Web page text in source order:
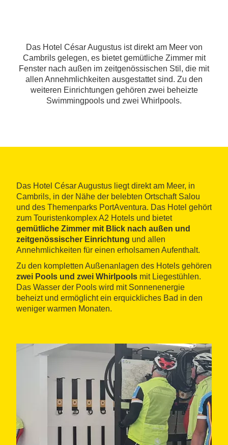
Das Hotel César Augustus ist direkt am Meer von
Cambrils gelegen, es bietet gemütliche Zimmer mit
Fenster nach außen im zeitgenössischen Stil, die mit
allen Annehmlichkeiten ausgestattet sind. Zu den
weiteren Einrichtungen gehören zwei beheizte
Swimmingpools und zwei Whirlpools.
Das Hotel César Augustus liegt direkt am Meer, in
Cambrils, in der Nähe der belebten Ortschaft Salou
und des Themenparks PortAventura. Das Hotel gehört
zum Touristenkomplex A2 Hotels und bietet
gemütliche Zimmer mit Blick nach außen und
zeitgenössischer Einrichtung und allen
Annehmlichkeiten für einen erholsamen Aufenthalt.
Zu den kompletten Außenanlagen des Hotels gehören
zwei Pools und zwei Whirlpools mit Liegestühlen.
Das Wasser der Pools wird mit Sonnenenergie
beheizt und ermöglicht ein erquickliches Bad in den
weniger warmen Monaten.